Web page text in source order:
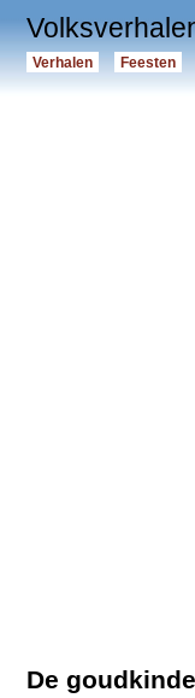
Verhalen Feesten
De